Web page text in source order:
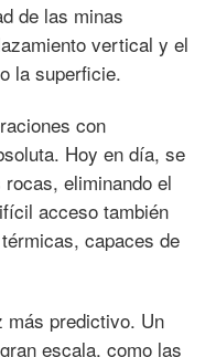
de las minas
vertical y el
la superficie.
con
Hoy en día, se
eliminando el
acceso también
capaces de
más predictivo. Un
escala, como las